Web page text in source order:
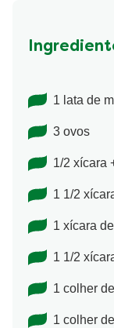
1 lata de
3 ovos
1/2 xícara
1 1/2
1 xícara
1 1/2
1 colher
1 colher